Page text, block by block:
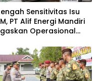
Sensitivitas Isu
PT Alif Energi Mandiri
Operasional